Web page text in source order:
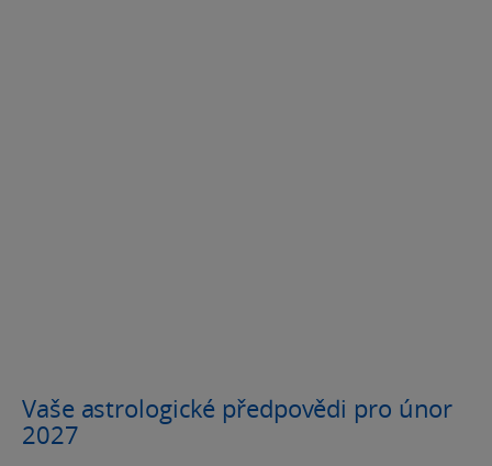
Vaše astrologické předpovědi pro únor
2027